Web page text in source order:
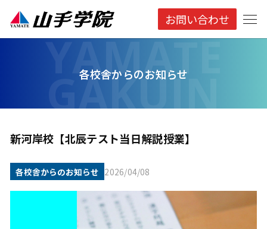
お問い合わせ
各校舎からのお知らせ
新河岸校【北辰テスト当日解説授業】
各校舎からのお知らせ 2026/04/08